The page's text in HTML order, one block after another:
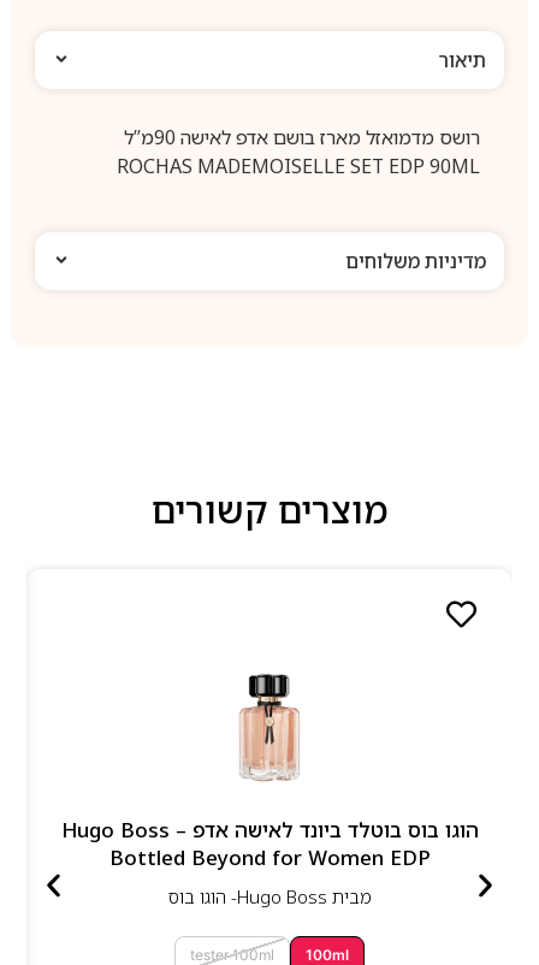
תיאור
רושס מדמואזל מארז בושם אדפ לאישה 90מ”ל
ROCHAS MADEMOISELLE SET EDP 90ML
מדיניות משלוחים
מוצרים קשורים
הוגו בוס בוטלד ביונד לאישה אדפ – Hugo Boss
Bottled Beyond for Women EDP
מבית Hugo Boss- הוגו בוס
100ml
tester 100ml